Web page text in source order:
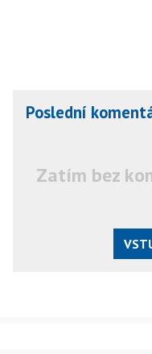
Poslední
Zatím bez